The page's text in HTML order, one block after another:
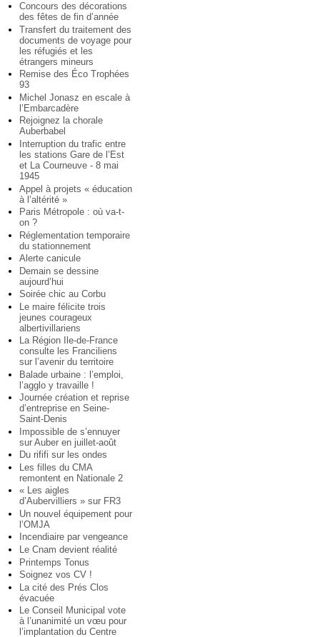
Concours des décorations
des fêtes de fin d’année
Transfert du traitement des
documents de voyage pour
les réfugiés et les
étrangers mineurs
Remise des Éco Trophées
93
Michel Jonasz en escale à
l’Embarcadère
Rejoignez la chorale
Auberbabel
Interruption du trafic entre
les stations Gare de l’Est
et La Courneuve - 8 mai
1945
Appel à projets « éducation
à l’altérité »
Paris Métropole : où va-t-
on ?
Réglementation temporaire
du stationnement
Alerte canicule
Demain se dessine
aujourd’hui
Soirée chic au Corbu
Le maire félicite trois
jeunes courageux
albertivillariens
La Région Ile-de-France
consulte les Franciliens
sur l’avenir du territoire
Balade urbaine : l’emploi,
l’agglo y travaille !
Journée création et reprise
d’entreprise en Seine-
Saint-Denis
Impossible de s’ennuyer
sur Auber en juillet-août
Du rififi sur les ondes
Les filles du CMA
remontent en Nationale 2
« Les aigles
d’Aubervilliers » sur FR3
Un nouvel équipement pour
l’OMJA
Incendiaire par vengeance
Le Cnam devient réalité
Printemps Tonus
Soignez vos CV !
La cité des Prés Clos
évacuée
Le Conseil Municipal vote
à l’unanimité un vœu pour
l’implantation du Centre